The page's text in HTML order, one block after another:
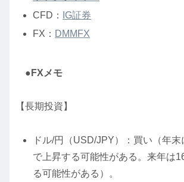
CFD：
IG証券
FX： DMMFX
●FXメモ
【長期投資】
ドル/円（USD/JPY）：買い（年末
で上昇する可能性がある。来年は
る可能性がある）。